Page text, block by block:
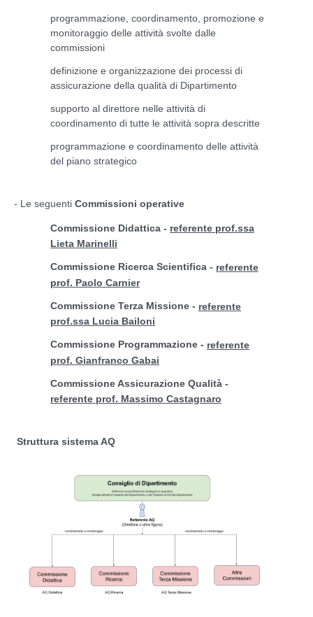
programmazione, coordinamento, promozione e
monitoraggio delle attività svolte dalle
commissioni
definizione e organizzazione dei processi di
assicurazione della qualità di Dipartimento
supporto al direttore nelle attività di
coordinamento di tutte le attività sopra descritte
programmazione e coordinamento delle attività
del piano strategico
- Le seguenti Commissioni operative
Commissione Didattica - referente prof.ssa
Lieta Marinelli
Commissione Ricerca Scientifica - referente
prof. Paolo Carnier
Commissione Terza Missione - referente
prof.ssa Lucia Bailoni
Commissione Programmazione - referente
prof. Gianfranco Gabai
Commissione Assicurazione Qualità -
referente prof. Massimo Castagnaro
Struttura sistema AQ